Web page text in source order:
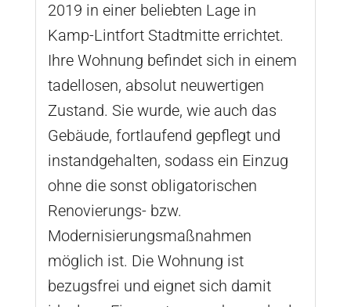
2019 in einer beliebten Lage in
Kamp-Lintfort Stadtmitte errichtet.
Ihre Wohnung befindet sich in einem
tadellosen, absolut neuwertigen
Zustand. Sie wurde, wie auch das
Gebäude, fortlaufend gepflegt und
instandgehalten, sodass ein Einzug
ohne die sonst obligatorischen
Renovierungs- bzw.
Modernisierungsmaßnahmen
möglich ist. Die Wohnung ist
bezugsfrei und eignet sich damit